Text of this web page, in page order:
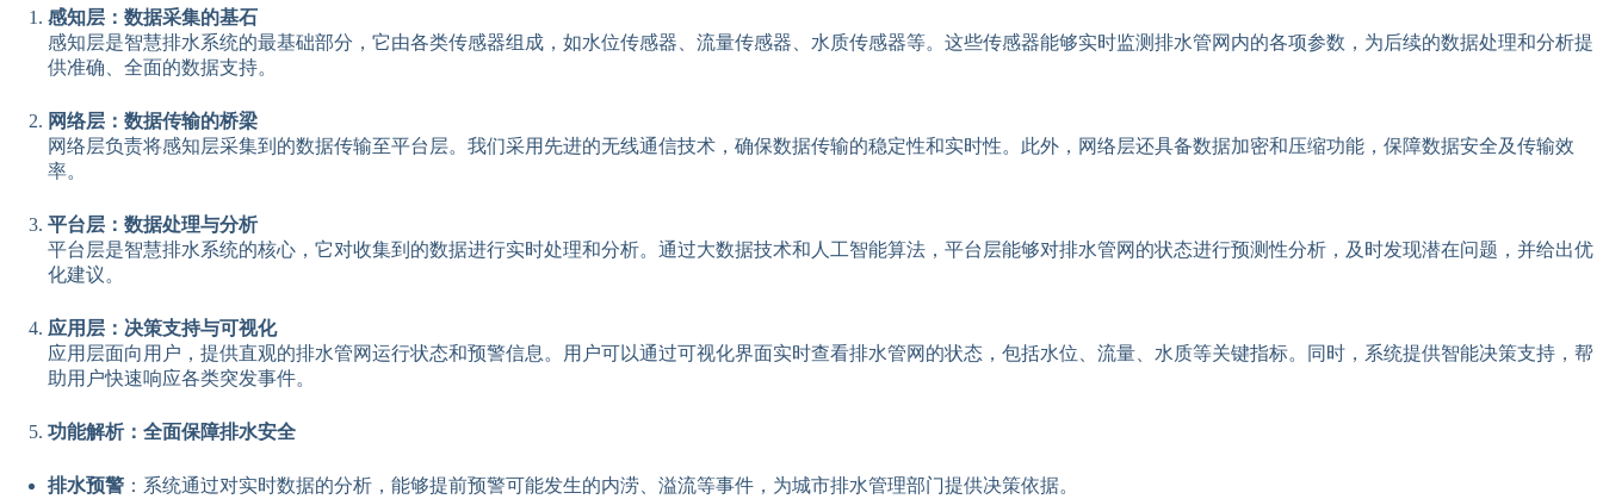
感知层：数据采集的基石
感知层是智慧排水系统的最基础部分，它由各类传感器组成，如水位传感器、流量传感器、水质传感器等。这些传感器能够实时监测排水管网内的各项参数，为后续的数据处理和分析提
供准确、全面的数据支持。
网络层：数据传输的桥梁
网络层负责将感知层采集到的数据传输至平台层。我们采用先进的无线通信技术，确保数据传输的稳定性和实时性。此外，网络层还具备数据加密和压缩功能，保障数据安全及传输效
率。
平台层：数据处理与分析
平台层是智慧排水系统的核心，它对收集到的数据进行实时处理和分析。通过大数据技术和人工智能算法，平台层能够对排水管网的状态进行预测性分析，及时发现潜在问题，并给出优
化建议。
应用层：决策支持与可视化
应用层面向用户，提供直观的排水管网运行状态和预警信息。用户可以通过可视化界面实时查看排水管网的状态，包括水位、流量、水质等关键指标。同时，系统提供智能决策支持，帮
助用户快速响应各类突发事件。
功能解析：全面保障排水安全
排水预警 ：系统通过对实时数据的分析，能够提前预警可能发生的内涝、溢流等事件，为城市排水管理部门提供决策依据。